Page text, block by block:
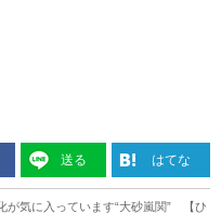
送る はてな
が気に入っています“大砂嵐関” 【ひ